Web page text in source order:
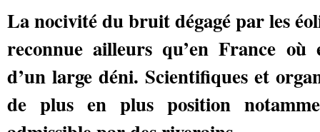
La nocivité du bruit dégagé par les
reconnue ailleurs qu’en France
d’un large déni. Scientifiques et
de plus en plus position